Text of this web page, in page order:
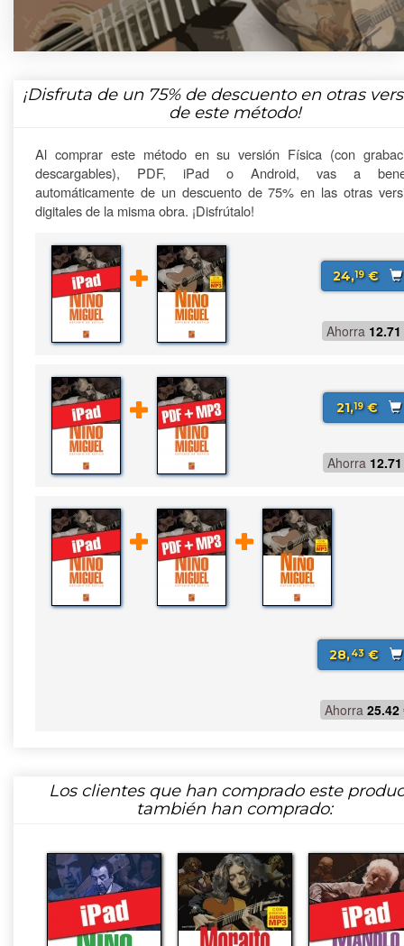
¡Disfruta de un 75%de descuento en otras
de este método!
Al comprar este método en su versión Física (con
descargables), PDF, iPad o Android, vas a
automáticamente de un descuento de 75% en las otras
digitales de la misma obra. ¡Disfrútalo!
24,19€
Ahorra 12.71
21,19€
Ahorra 12.71
28,43€
Ahorra 25.42
Los clientes que han comprado este
también han comprado: